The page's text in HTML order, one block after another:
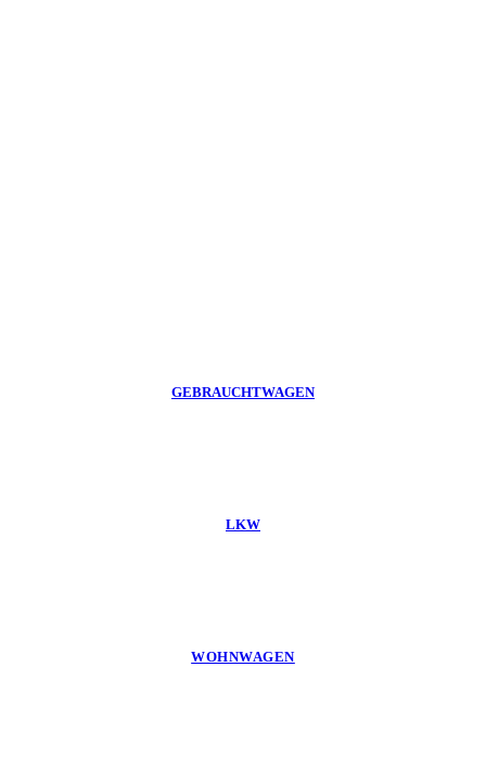
GEBRAUCHTWAGEN
LKW
WOHNWAGEN